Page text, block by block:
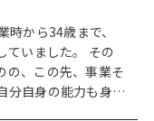
から34歳まで、
ていました。 その
の、この先、事業そ
分自身の能力も身…